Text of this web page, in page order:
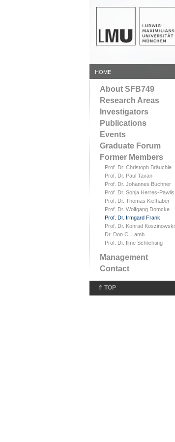
HOME
About SFB749
Research Areas
Investigators
Publications
Events
Graduate Forum
Former Members
Prof. Dr. Christoph Bräuchle
Prof. Dr. Paul Tavan
Prof. Dr. Johannes Buchner
Prof. Dr. Sonja Herres-Pawlis
Prof. Dr. Thomas Kiefhaber
Prof. Dr. Wolfgang Domcke
Prof. Dr. Irmgard Frank
Prof. Dr. Konrad Koszinowski
Dr. Don C. Lamb
Prof. Dr. Ilme Schlichting
Management
Contact
⇑ TOP